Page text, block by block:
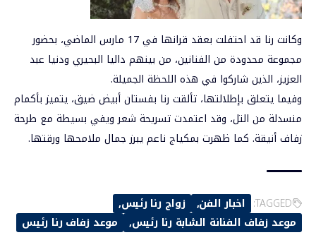
وكانت رنا قد احتفلت بعقد قرانها في 17 مارس الماضي، بحضور
مجموعة محدودة من الفنانين، من بينهم داليا البحيري ودنيا عبد
العزيز، الذين شاركوا في هذه اللحظة الجميلة.
وفيما يتعلق بإطلالتها، تألقت رنا بفستان أبيض ضيق، يتميز بأكمام
منسدلة من التل، وقد اعتمدت تسريحة شعر ويفي بسيطة مع طرحة
زفاف أنيقة. كما ظهرت بمكياج ناعم يبرز جمال ملامحها ورقتها.
TAGGED: اخبار الفن
زواج رنا رئيس
موعد زفاف الفنانة الشابة رنا رئيس
موعد زفاف رنا رئيس